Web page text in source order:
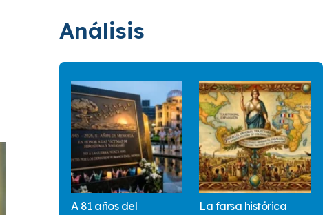
Análisis
A 81 años del
La farsa histórica